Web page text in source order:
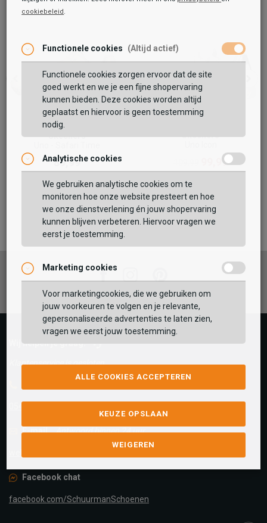
Uno - Stand On Air
89,99
Maat:
TOEVOEGEN AAN WINKELTAS
GEBRUIK MIJN LOCATIE
Zoek op postcode of gebruik jouw locatie om de
voorraad in een van onze winkels te bekijken.
Skechers
89,99
Skechers
99,99
Toegevoegd aan je winkeltas!
BEKIJK WINKELTAS
VERDER WINKELEN
Vaak samen gekocht met
Facebook
Wij helpen je graag!
Klantenservice is gesloten
E-mail Antwoord binnen 24 uur
Facebook chat
facebook.com/SchuurmanSchoenen
cookiebeleid .
Functionele cookies (Altijd actief)
Functionele cookies zorgen ervoor dat de site
goed werkt en we je een fijne shopervaring
kunnen bieden. Deze cookies worden altijd
geplaatst en hiervoor is geen toestemming
nodig.
Analytische cookies
We gebruiken analytische cookies om te
monitoren hoe onze website presteert en hoe
we onze dienstverlening én jouw shopervaring
kunnen blijven verbeteren. Hiervoor vragen we
eerst je toestemming.
Marketing cookies
Voor marketingcookies, die we gebruiken om
jouw voorkeuren te volgen en je relevante,
gepersonaliseerde advertenties te laten zien,
vragen we eerst jouw toestemming.
ALLE COOKIES ACCEPTEREN
KEUZE OPSLAAN
WEIGEREN